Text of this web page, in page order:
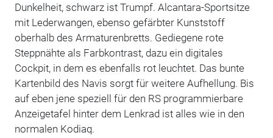
Dunkelheit, schwarz ist Trumpf. Alcantara-Sportsitze
mit Lederwangen, ebenso gefärbter Kunststoff
oberhalb des Armaturenbretts. Gediegene rote
Steppnähte als Farbkontrast, dazu ein digitales
Cockpit, in dem es ebenfalls rot leuchtet. Das bunte
Kartenbild des Navis sorgt für weitere Aufhellung. Bis
auf eben jene speziell für den RS programmierbare
Anzeigetafel hinter dem Lenkrad ist alles wie in den
normalen Kodiaq.